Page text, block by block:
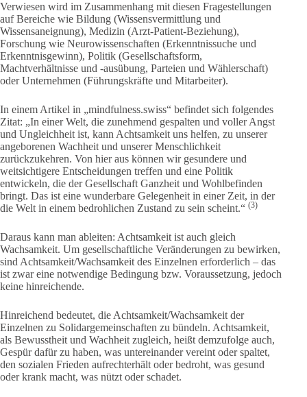
Verwiesen wird im Zusammenhang mit diesen Fragestellungen
auf Bereiche wie Bildung (Wissensvermittlung und
Wissensaneignung), Medizin (Arzt-Patient-Beziehung),
Forschung wie Neurowissenschaften (Erkenntnissuche und
Erkenntnisgewinn), Politik (Gesellschaftsform,
Machtverhältnisse und -ausübung, Parteien und Wählerschaft)
oder Unternehmen (Führungskräfte und Mitarbeiter).
In einem Artikel in „mindfulness.swiss“ befindet sich folgendes
Zitat: „In einer Welt, die zunehmend gespalten und voller Angst
und Ungleichheit ist, kann Achtsamkeit uns helfen, zu unserer
angeborenen Wachheit und unserer Menschlichkeit
zurückzukehren. Von hier aus können wir gesundere und
weitsichtigere Entscheidungen treffen und eine Politik
entwickeln, die der Gesellschaft Ganzheit und Wohlbefinden
bringt. Das ist eine wunderbare Gelegenheit in einer Zeit, in der
die Welt in einem bedrohlichen Zustand zu sein scheint.“ (3)
Daraus kann man ableiten: Achtsamkeit ist auch gleich
Wachsamkeit. Um gesellschaftliche Veränderungen zu bewirken,
sind Achtsamkeit/Wachsamkeit des Einzelnen erforderlich – das
ist zwar eine notwendige Bedingung bzw. Voraussetzung, jedoch
keine hinreichende.
Hinreichend bedeutet, die Achtsamkeit/Wachsamkeit der
Einzelnen zu Solidargemeinschaften zu bündeln. Achtsamkeit,
als Bewusstheit und Wachheit zugleich, heißt demzufolge auch,
Gespür dafür zu haben, was untereinander vereint oder spaltet,
den sozialen Frieden aufrechterhält oder bedroht, was gesund
oder krank macht, was nützt oder schadet.